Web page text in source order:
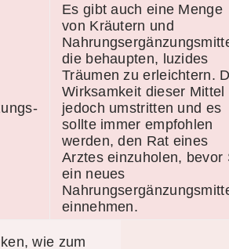
Es gibt auch eine Menge
von Kräutern und
die behaupten, luzides
Träumen zu erleichtern.
Wirksamkeit dieser Mittel
jedoch umstritten und es
sollte immer empfohlen
werden, den Rat eines
Arztes einzuholen, bevor
ein neues
einnehmen.
wie zum